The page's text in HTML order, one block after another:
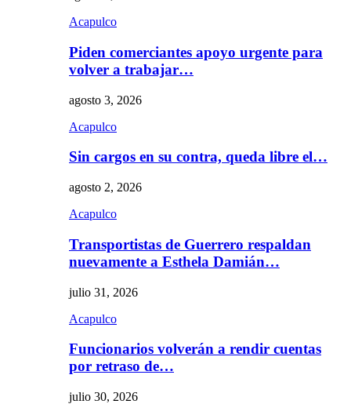
Acapulco
Piden comerciantes apoyo urgente para
volver a trabajar…
agosto 3, 2026
Acapulco
Sin cargos en su contra, queda libre el…
agosto 2, 2026
Acapulco
Transportistas de Guerrero respaldan
nuevamente a Esthela Damián…
julio 31, 2026
Acapulco
Funcionarios volverán a rendir cuentas
por retraso de…
julio 30, 2026